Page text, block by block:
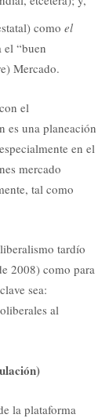
comoel
el “buen
Mercado.
el
es una planeación
en el
mercado
tal como
tardío
2008) como para
sea:
al
la plataforma